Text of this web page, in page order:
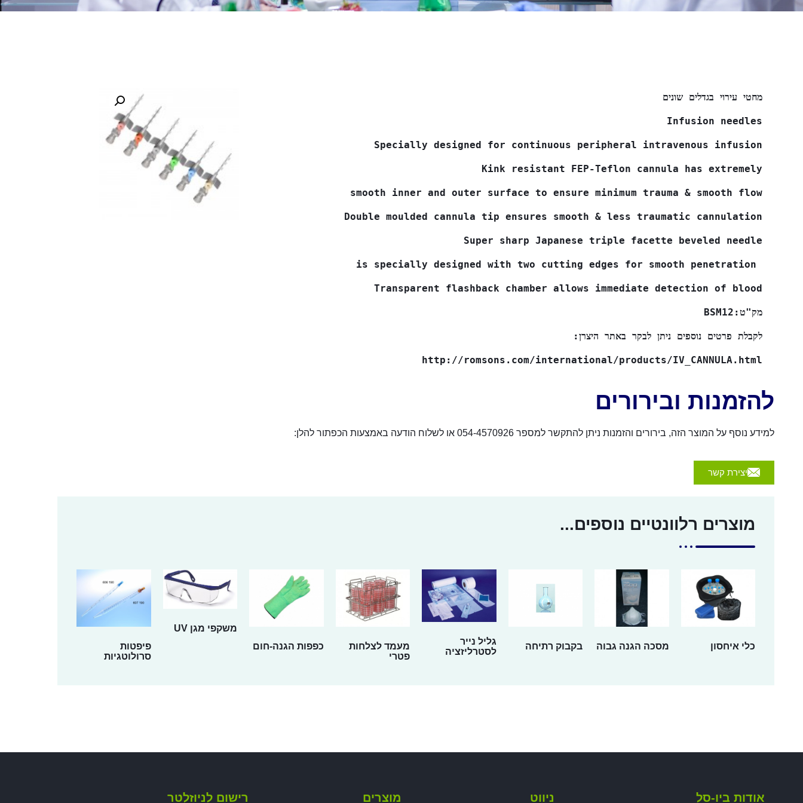
מחטי עירוי בגדלים שונים
Infusion needles
Specially designed for continuous peripheral intravenous infusion
Kink resistant FEP-Teflon cannula has extremely
smooth inner and outer surface to ensure minimum trauma & smooth flow
Double moulded cannula tip ensures smooth & less traumatic cannulation
Super sharp Japanese triple facette beveled needle
Transparent flashback chamber allows immediate detection of blood
מק"ט:BSM12
לקבלת פרטים נוספים ניתן לבקר באתר היצרן:
http://romsons.com/international/products/IV_CANNULA.html
להזמנות ובירורים
למידע נוסף על המוצר הזה, בירורים והזמנות ניתן להתקשר למספר 054-4570926 או לשלוח הודעה באמצעות הכפתור להלן:
יצירת קשר
מוצרים רלוונטיים נוספים...
כלי איחסון מסכה הגנה גבוה בקבוק רתיחה
גליל נייר
לסטרליזציה
מעמד לצלחות
פטרי
כפפות הגנה-חום
משקפי מגן UV
פיפטות
סרולוטגיות
אודות ביו-סל ניווט מוצרים רישום לניוזלטר